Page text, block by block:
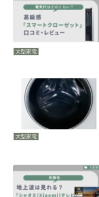
大型家電
大型家電